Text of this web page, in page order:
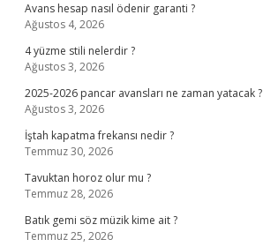
Avans hesap nasıl ödenir garanti ?
Ağustos 4, 2026
4 yüzme stili nelerdir ?
Ağustos 3, 2026
2025-2026 pancar avansları ne zaman yatacak ?
Ağustos 3, 2026
İştah kapatma frekansı nedir ?
Temmuz 30, 2026
Tavuktan horoz olur mu ?
Temmuz 28, 2026
Batık gemi söz müzik kime ait ?
Temmuz 25, 2026